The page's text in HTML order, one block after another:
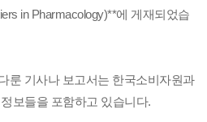
in Pharmacology)**에 게재되었습
룬 기사나 보고서는 한국소비자원과
보들을 포함하고 있습니다.